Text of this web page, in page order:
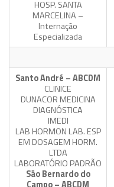
HOSP. SANTA
MARCELINA –
Internação
Especializada
Santo André – ABCDM
CLINICE
DUNACOR MEDICINA
DIAGNÓSTICA
IMEDI
LAB HORMON LAB. ESP
EM DOSAGEM HORM.
LTDA
LABORATÓRIO PADRÃO
São Bernardo do